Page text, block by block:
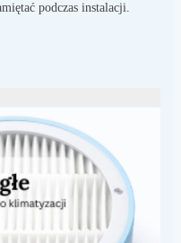
podczas instalacji.